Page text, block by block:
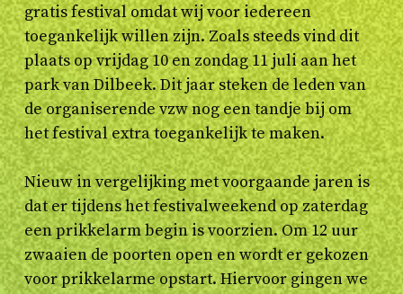
gratis festival omdat wij voor iedereen
toegankelijk willen zijn. Zoals steeds vind dit
plaats op vrijdag 10 en zondag 11 juli aan het
park van Dilbeek. Dit jaar steken de leden van
de organiserende vzw nog een tandje bij om
het festival extra toegankelijk te maken.
Nieuw in vergelijking met voorgaande jaren is
dat er tijdens het festivalweekend op zaterdag
een prikkelarm begin is voorzien. Om 12 uur
zwaaien de poorten open en wordt er gekozen
voor prikkelarme opstart. Hiervoor gingen we